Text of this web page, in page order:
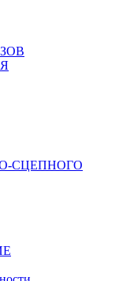
СЦЕПНОГО